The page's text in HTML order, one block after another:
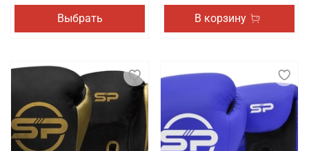
Выбрать В корзину